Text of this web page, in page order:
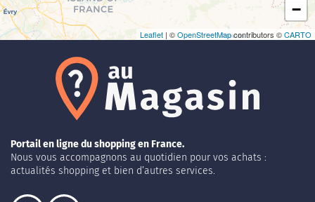
−
Leaflet | ©OpenStreetMapcontributors ©CARTO
Portail en ligne du shopping en France.
Nous vous accompagnons au quotidien pour vos achats :
actualités shopping et bien d’autres services.